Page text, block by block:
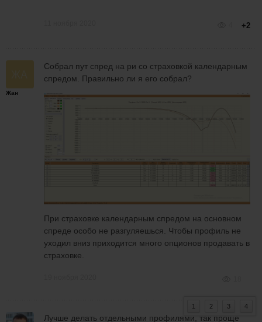
+2
Жан
Собрал пут спред на ри со страховкой календарным
спредом. Правильно ли я его собрал?
При страховке календарным спредом на основном
спреде особо не разгуляешься. Чтобы профиль не
уходил вниз приходится много опционов продавать в
страховке.
Лучше делать отдельными профилями, так проще
1 2 3 4